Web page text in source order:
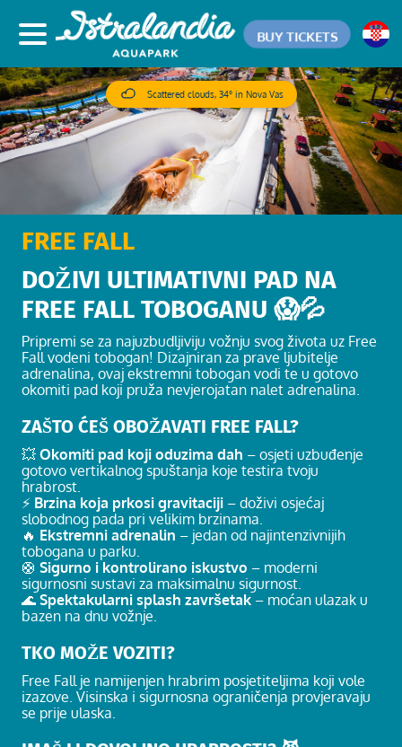
BUY TICKETS
Scattered clouds, 34° in Nova Vas
FREE FALL
DOŽIVI ULTIMATIVNI PAD NA
FREE FALL TOBOGANU 😱💦
Pripremi se za najuzbudljiviju vožnju svog života uz Free
Fall vodeni tobogan! Dizajniran za prave ljubitelje
adrenalina, ovaj ekstremni tobogan vodi te u gotovo
okomiti pad koji pruža nevjerojatan nalet adrenalina.
ZAŠTO ĆEŠ OBOŽAVATI FREE FALL?
💥 Okomiti pad koji oduzima dah – osjeti uzbuđenje
gotovo vertikalnog spuštanja koje testira tvoju
hrabrost.
⚡ Brzina koja prkosi gravitaciji – doživi osjećaj
slobodnog pada pri velikim brzinama.
🔥 Ekstremni adrenalin – jedan od najintenzivnijih
tobogana u parku.
🛟 Sigurno i kontrolirano iskustvo – moderni
sigurnosni sustavi za maksimalnu sigurnost.
🌊 Spektakularni splash završetak – moćan ulazak u
bazen na dnu vožnje.
TKO MOŽE VOZITI?
Free Fall je namijenjen hrabrim posjetiteljima koji vole
izazove. Visinska i sigurnosna ograničenja provjeravaju
se prije ulaska.